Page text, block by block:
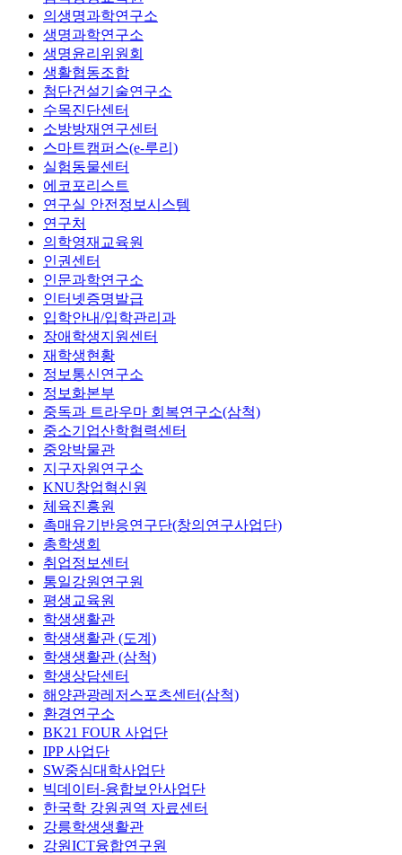
의생명과학연구소
생명과학연구소
생명윤리위원회
생활협동조합
첨단건설기술연구소
수목진단센터
소방방재연구센터
스마트캠퍼스(e-루리)
실험동물센터
에코포리스트
연구실 안전정보시스템
연구처
의학영재교육원
인권센터
인문과학연구소
인터넷증명발급
입학안내/입학관리과
장애학생지원센터
재학생현황
정보통신연구소
정보화본부
중독과 트라우마 회복연구소(삼척)
중소기업산학협력센터
중앙박물관
지구자원연구소
KNU창업혁신원
체육진흥원
촉매유기반응연구단(창의연구사업단)
총학생회
취업정보센터
통일강원연구원
평생교육원
학생생활관
학생생활관 (도계)
학생생활관 (삼척)
학생상담센터
해양관광레저스포츠센터(삼척)
환경연구소
BK21 FOUR 사업단
IPP 사업단
SW중심대학사업단
빅데이터-융합보안사업단
한국학 강원권역 자료센터
강릉학생생활관
강원ICT융합연구원